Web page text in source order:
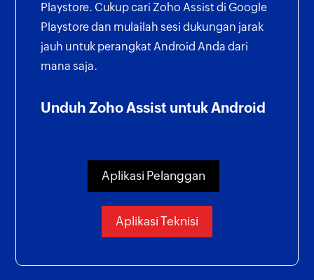
Playstore. Cukup cari Zoho Assist di Google
Playstore dan mulailah sesi dukungan jarak
jauh untuk perangkat Android Anda dari
mana saja.
Unduh Zoho Assist untuk Android
Aplikasi Pelanggan
Aplikasi Teknisi